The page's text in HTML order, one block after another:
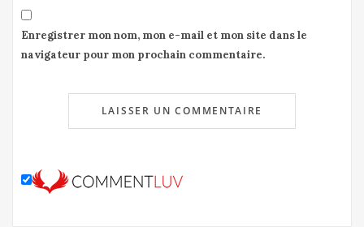
Enregistrer mon nom, mon e-mail et mon site dans le
navigateur pour mon prochain commentaire.